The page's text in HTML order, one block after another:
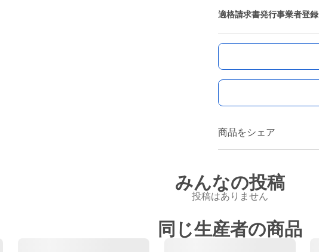
適格請求書発行事業者登録
商品をシェア
みんなの投稿
投稿はありません
同じ生産者の商品